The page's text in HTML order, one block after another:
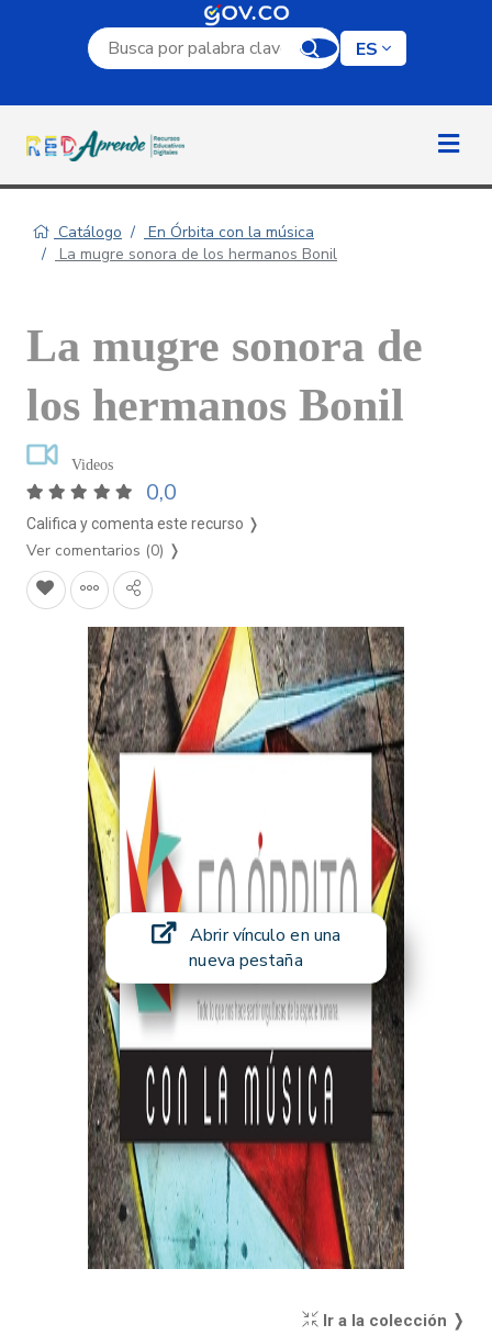
Campo de búsqueda por palabra clave
ES
Catálogo
En Órbita con la música
La mugre sonora de los hermanos Bonil
La mugre sonora de
los hermanos Bonil
Videos
0,0
Califica y comenta este recurso ❭
Ver comentarios (0) ❭
Abrir vínculo en una
nueva pestaña
Ir a la colección ❭